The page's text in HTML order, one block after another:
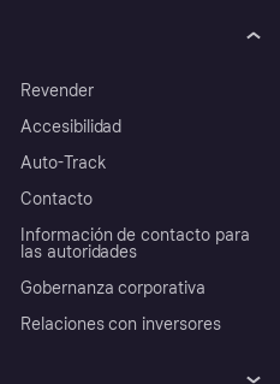
Revender
Accesibilidad
Auto-Track
Contacto
Información de contacto para
las autoridades
Gobernanza corporativa
Relaciones con inversores